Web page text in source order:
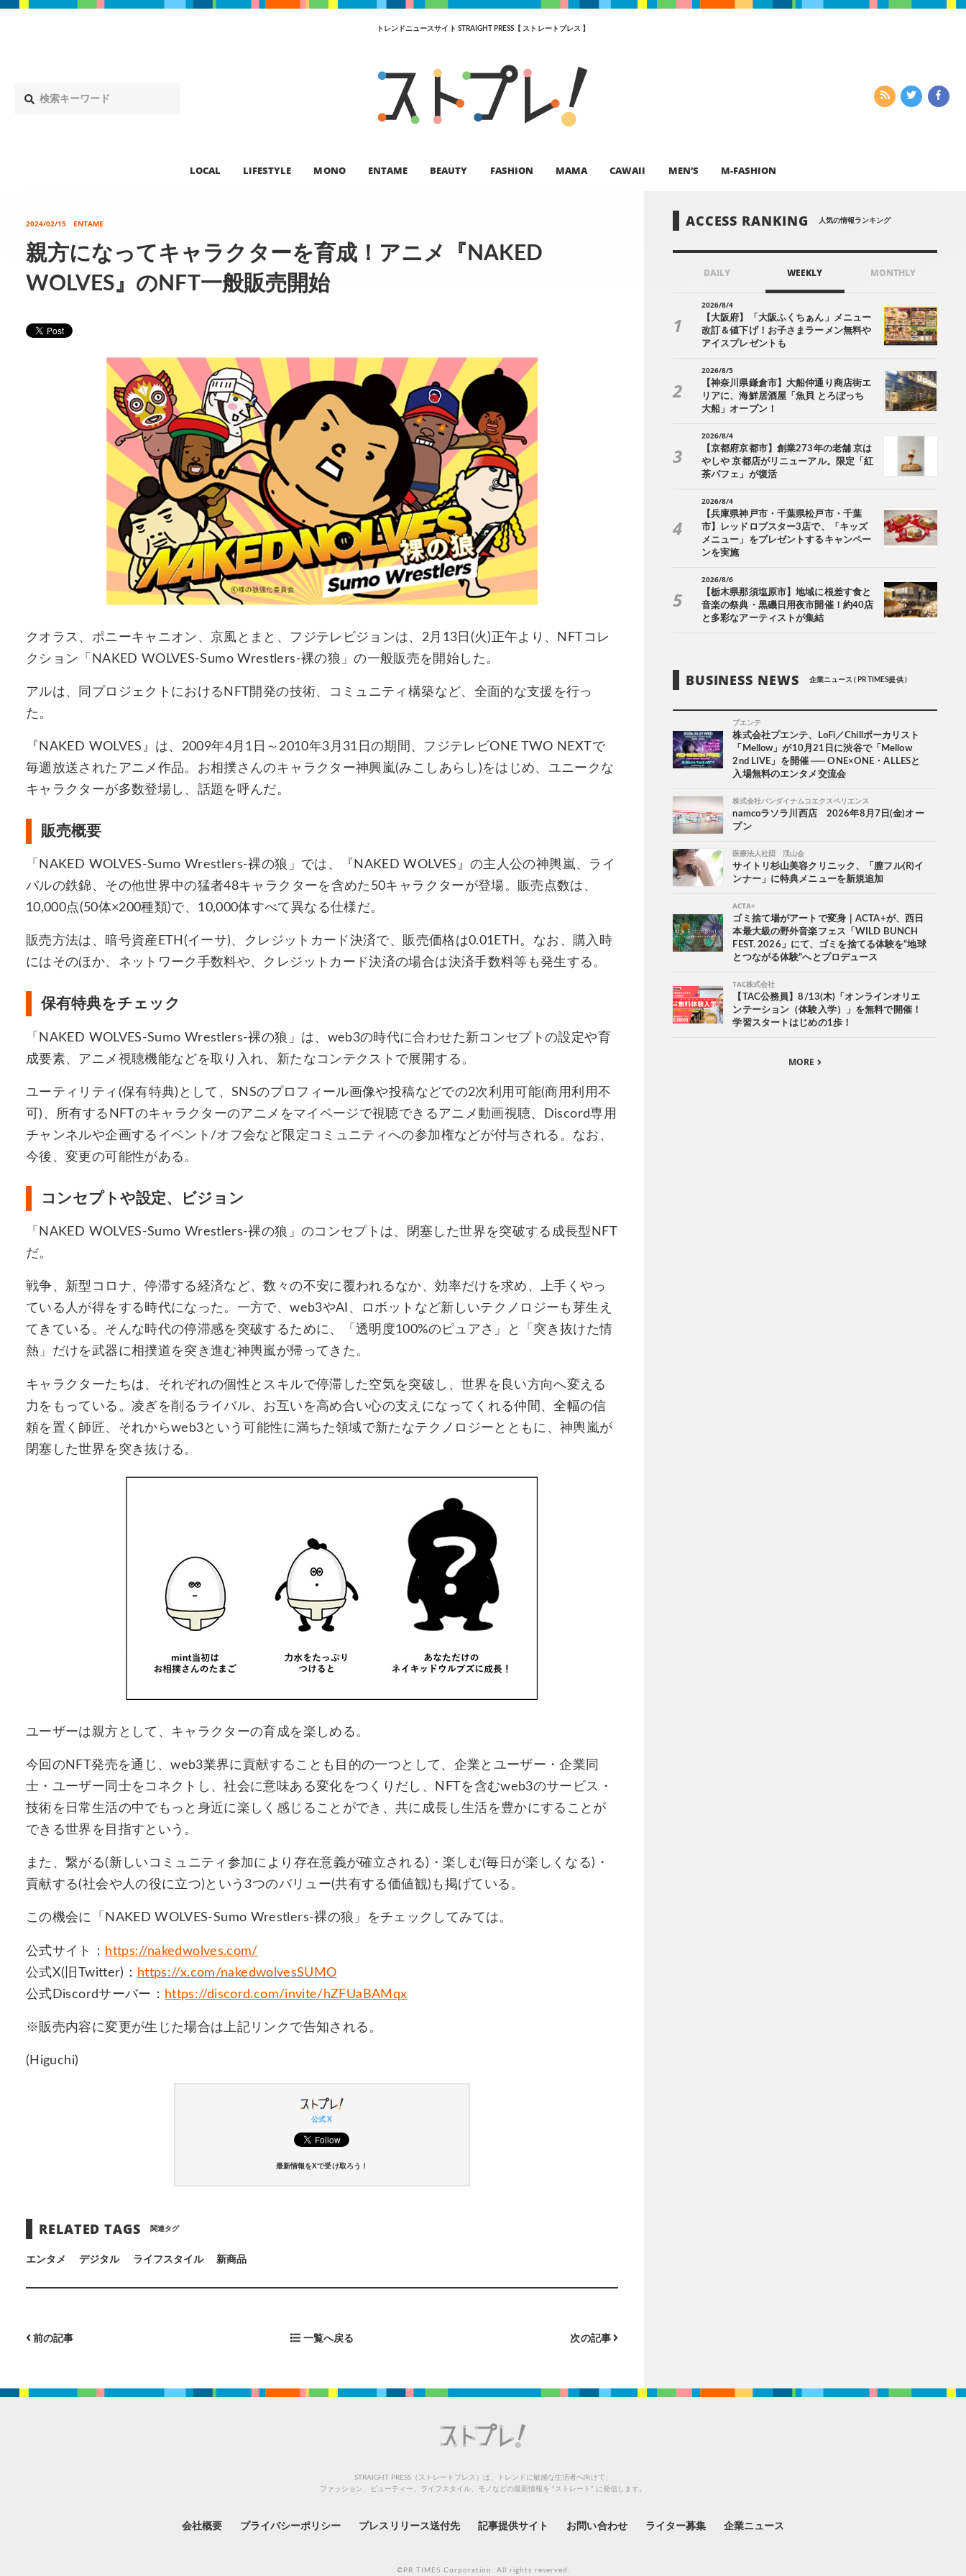
トレンドニュースサイト STRAIGHT PRESS【 ストレートプレス 】
LOCAL LIFESTYLE MONO ENTAME BEAUTY FASHION MAMA CAWAII MEN’S M-FASHION
2024/02/15 ENTAME
親方になってキャラクターを育成！アニメ『NAKED
WOLVES』のNFT一般販売開始
クオラス、ポニーキャニオン、京風とまと、フジテレビジョンは、2月13日(火)正午より、NFTコレ
クション「NAKED WOLVES-Sumo Wrestlers-裸の狼」の一般販売を開始した。
アルは、同プロジェクトにおけるNFT開発の技術、コミュニティ構築など、全面的な支援を行っ
た。
『NAKED WOLVES』は、2009年4月1日～2010年3月31日の期間、フジテレビONE TWO NEXTで
毎週放送されたアニメ作品。お相撲さんのキャラクター神興嵐(みこしあらし)をはじめ、ユニークな
キャラクターが多数登場し、話題を呼んだ。
販売概要
「NAKED WOLVES-Sumo Wrestlers-裸の狼」では、『NAKED WOLVES』の主人公の神輿嵐、ライ
バルの鉄錦、その他世界中の猛者48キャラクターを含めた50キャラクターが登場。販売点数は、
10,000点(50体×200種類)で、10,000体すべて異なる仕様だ。
販売方法は、暗号資産ETH(イーサ)、クレジットカード決済で、販売価格は0.01ETH。なお、購入時
にはそのほか、ネットワーク手数料や、クレジットカード決済の場合は決済手数料等も発生する。
保有特典をチェック
「NAKED WOLVES-Sumo Wrestlers-裸の狼」は、web3の時代に合わせた新コンセプトの設定や育
成要素、アニメ視聴機能などを取り入れ、新たなコンテクストで展開する。
ユーティリティ(保有特典)として、SNSのプロフィール画像や投稿などでの2次利用可能(商用利用不
可)、所有するNFTのキャラクターのアニメをマイページで視聴できるアニメ動画視聴、Discord専用
チャンネルや企画するイベント/オフ会など限定コミュニティへの参加権などが付与される。なお、
今後、変更の可能性がある。
コンセプトや設定、ビジョン
「NAKED WOLVES-Sumo Wrestlers-裸の狼」のコンセプトは、閉塞した世界を突破する成長型NFT
だ。
戦争、新型コロナ、停滞する経済など、数々の不安に覆われるなか、効率だけを求め、上手くやっ
ている人が得をする時代になった。一方で、web3やAI、ロボットなど新しいテクノロジーも芽生え
てきている。そんな時代の停滞感を突破するために、「透明度100%のピュアさ」と「突き抜けた情
熱」だけを武器に相撲道を突き進む神輿嵐が帰ってきた。
キャラクターたちは、それぞれの個性とスキルで停滞した空気を突破し、世界を良い方向へ変える
力をもっている。凌ぎを削るライバル、お互いを高め合い心の支えになってくれる仲間、全幅の信
頼を置く師匠、それからweb3という可能性に満ちた領域で新たなテクノロジーとともに、神輿嵐が
閉塞した世界を突き抜ける。
ユーザーは親方として、キャラクターの育成を楽しめる。
今回のNFT発売を通じ、web3業界に貢献することも目的の一つとして、企業とユーザー・企業同
士・ユーザー同士をコネクトし、社会に意味ある変化をつくりだし、NFTを含むweb3のサービス・
技術を日常生活の中でもっと身近に楽しく感じることができ、共に成長し生活を豊かにすることが
できる世界を目指すという。
また、繋がる(新しいコミュニティ参加により存在意義が確立される)・楽しむ(毎日が楽しくなる)・
貢献する(社会や人の役に立つ)という3つのバリュー(共有する価値観)も掲げている。
この機会に「NAKED WOLVES-Sumo Wrestlers-裸の狼」をチェックしてみては。
公式サイト：
https://nakedwolves.com/
公式X(旧Twitter)：
https://x.com/nakedwolvesSUMO
公式Discordサーバー：
https://discord.com/invite/hZFUaBAMqx
※販売内容に変更が生じた場合は上記リンクで告知される。
(Higuchi)
公式 X
最新情報をXで受け取ろう！
RELATED TAGS 関連タグ
エンタメ デジタル ライフスタイル 新商品
前の記事 一覧へ戻る 次の記事
ACCESS RANKING 人気の情報ランキング
DAILY WEEKLY MONTHLY
2026/8/4
【大阪府】「大阪ふくちぁん」メニュー
改訂＆値下げ！お子さまラーメン無料や
アイスプレゼントも
2026/8/5
【神奈川県鎌倉市】大船仲通り商店街エ
リアに、海鮮居酒屋「魚貝 とろぼっち
大船」オープン！
2026/8/4
【京都府京都市】創業273年の老舗 京は
やしや 京都店がリニューアル。限定「紅
茶パフェ」が復活
2026/8/4
【兵庫県神戸市・千葉県松戸市・千葉
市】レッドロブスター3店で、「キッズ
メニュー」をプレゼントするキャンペー
ンを実施
2026/8/6
【栃木県那須塩原市】地域に根差す食と
音楽の祭典・黒磯日用夜市開催！約40店
と多彩なアーティストが集結
BUSINESS NEWS 企業ニュース ( PR TIMES提供 )
プエンテ
株式会社プエンテ、LoFi／Chillボーカリスト
「Mellow」が10月21日に渋谷で「Mellow
2nd LIVE」を開催 ── ONE×ONE・ALLESと
入場無料のエンタメ交流会
株式会社バンダイナムコエクスペリエンス
namcoラソラ川西店 2026年8月7日(金)オー
プン
医療法人社団 渓山会
サイトリ杉山美容クリニック、「膣フル(R)イ
ンナー」に特典メニューを新規追加
ACTA+
ゴミ捨て場がアートで変身｜ACTA+が、西日
本最大級の野外音楽フェス「WILD BUNCH
FEST. 2026」にて、ゴミを捨てる体験を“地球
とつながる体験”へとプロデュース
TAC株式会社
【TAC公務員】8/13(木)「オンラインオリエ
ンテーション（体験入学）」を無料で開催！
学習スタートはじめの1歩！
MORE
STRAIGHT PRESS（ストレートプレス）は、トレンドに敏感な生活者へ向けて、
ファッション、ビューティー、ライフスタイル、モノなどの最新情報を “ストレート” に発信します。
会社概要 プライバシーポリシー プレスリリース送付先 記事提供サイト お問い合わせ ライター募集 企業ニュース
©PR TIMES Corporation. All rights reserved.